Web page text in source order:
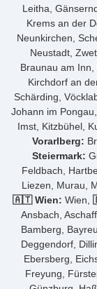
Leitha,
Krems an der
Neunkirchen,
Neustadt,
Braunau am
Kirchdorf an
Schärding,
Johann im
Imst, Kitzbühel,
Vorarlberg:
Steiermark:
Feldbach,
Liezen, Murau,
🇦🇹 Wien: Wien,
Ansbach,
Bamberg,
Deggendorf,
Ebersberg,
Freyung,